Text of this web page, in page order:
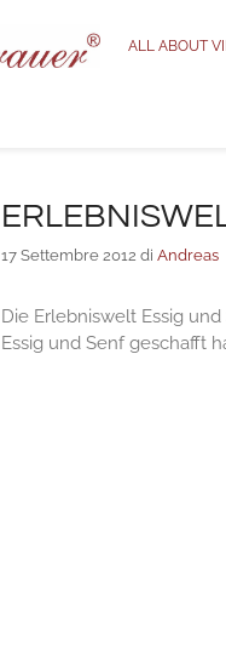
ALL ABOUT
17 Settembre 2012 di Andreas
Die Erlebniswelt Essig
Essig und Senf geschafft